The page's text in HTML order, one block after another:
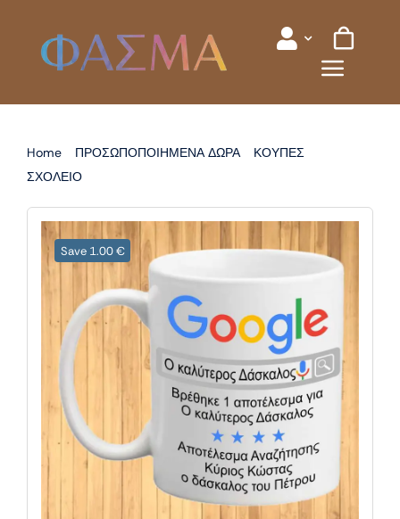
content
Home ΠΡΟΣΩΠΟΠΟΙΗΜΕΝΑ ΔΩΡΑ
ΚΟΥΠΕΣ
ΣΧΟΛΕΙΟ
Save 1.00 €